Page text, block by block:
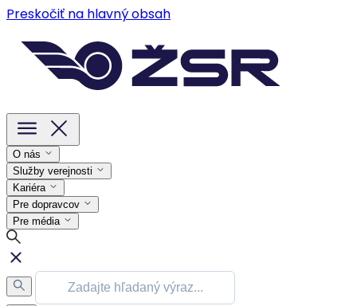
Preskočiť na hlavný obsah
O nás
Služby verejnosti
Kariéra
Pre dopravcov
Pre média